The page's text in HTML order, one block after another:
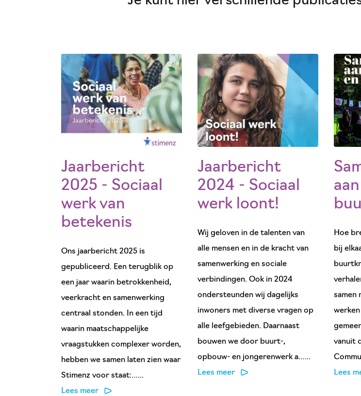
Jaarbericht
2025 - Sociaal
werk van
betekenis
Ons jaarbericht 2025 is
gepubliceerd. Een terugblik op
een jaar waarin betrokkenheid,
veerkracht en samenwerking
centraal stonden. In een tijd
waarin maatschappelijke
vraagstukken complexer worden,
hebben we samen laten zien waar
Stimenz voor staat:…...
Lees meer
Jaarbericht
2024 - Sociaal
werk loont!
Wij geloven in de talenten van
alle mensen en in de kracht van
samenwerking en sociale
verbindingen. Ook in 2024
ondersteunden wij dagelijks
inwoners met diverse vragen op
alle leefgebieden. Daarnaast
bouwen we door buurt-,
opbouw- en jongerenwerk a…...
Lees meer
Hoe
bij
samen
vanuit
Lees